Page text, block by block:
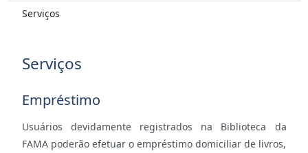
Serviços
Serviços
Empréstimo
Usuários devidamente registrados na Biblioteca da
FAMA poderão efetuar o empréstimo domiciliar de livros,